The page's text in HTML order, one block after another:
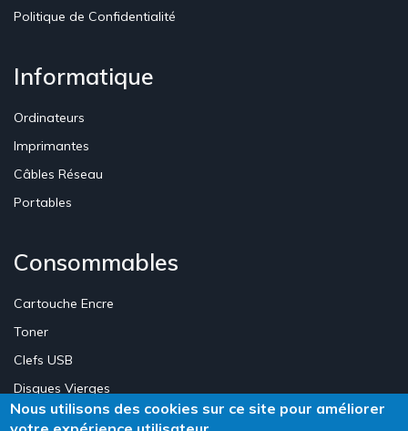
Politique de Confidentialité
Informatique
Ordinateurs
Imprimantes
Câbles Réseau
Portables
Consommables
Cartouche Encre
Toner
Clefs USB
Disques Vierges
Nous utilisons des cookies sur ce site pour améliorer